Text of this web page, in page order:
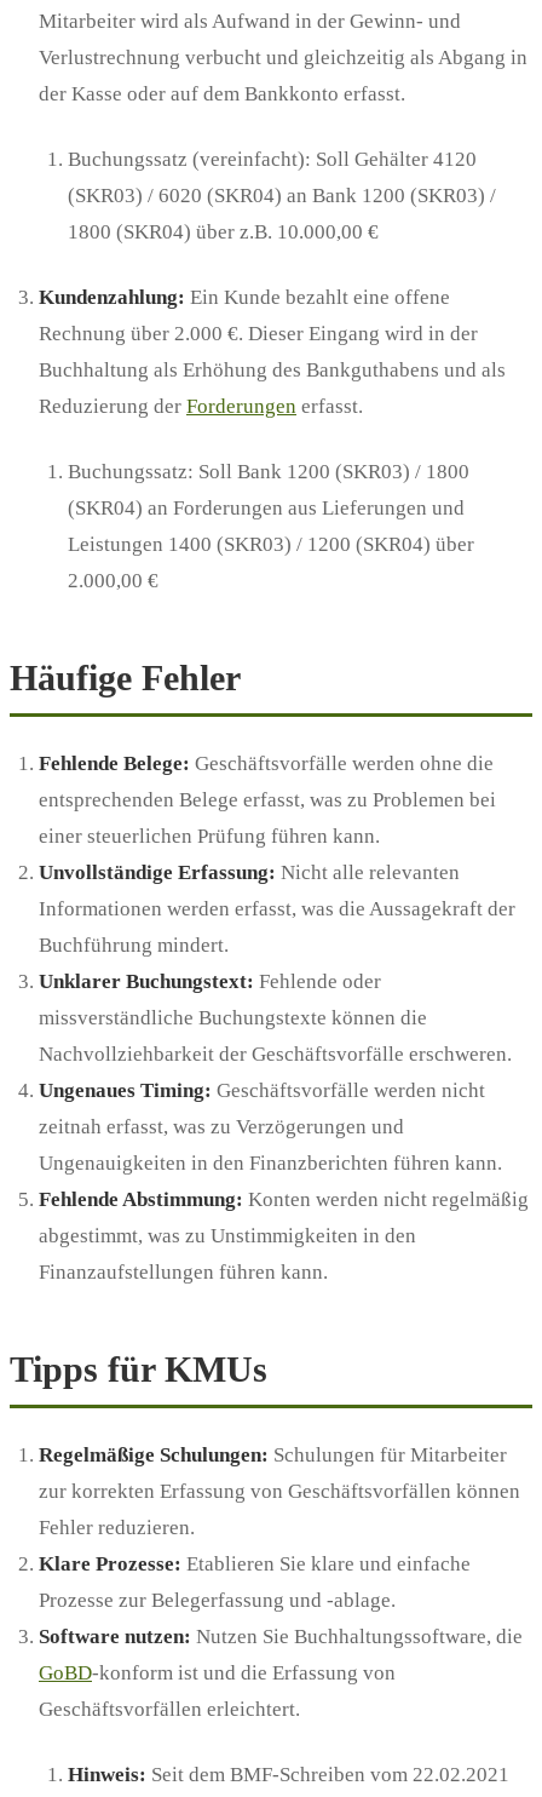
Mitarbeiter wird als Aufwand in der Gewinn- und
Verlustrechnung verbucht und gleichzeitig als Abgang in
der Kasse oder auf dem Bankkonto erfasst.
Buchungssatz (vereinfacht): Soll Gehälter 4120
(SKR03) / 6020 (SKR04) an Bank 1200 (SKR03) /
1800 (SKR04) über z.B. 10.000,00 €
Kundenzahlung: Ein Kunde bezahlt eine offene
Rechnung über 2.000 €. Dieser Eingang wird in der
Buchhaltung als Erhöhung des Bankguthabens und als
Reduzierung der Forderungen erfasst.
Buchungssatz: Soll Bank 1200 (SKR03) / 1800
(SKR04) an Forderungen aus Lieferungen und
Leistungen 1400 (SKR03) / 1200 (SKR04) über
2.000,00 €
Häufige Fehler
Fehlende Belege: Geschäftsvorfälle werden ohne die
entsprechenden Belege erfasst, was zu Problemen bei
einer steuerlichen Prüfung führen kann.
Unvollständige Erfassung: Nicht alle relevanten
Informationen werden erfasst, was die Aussagekraft der
Buchführung mindert.
Unklarer Buchungstext: Fehlende oder
missverständliche Buchungstexte können die
Nachvollziehbarkeit der Geschäftsvorfälle erschweren.
Ungenaues Timing: Geschäftsvorfälle werden nicht
zeitnah erfasst, was zu Verzögerungen und
Ungenauigkeiten in den Finanzberichten führen kann.
Fehlende Abstimmung: Konten werden nicht regelmäßig
abgestimmt, was zu Unstimmigkeiten in den
Finanzaufstellungen führen kann.
Tipps für KMUs
Regelmäßige Schulungen: Schulungen für Mitarbeiter
zur korrekten Erfassung von Geschäftsvorfällen können
Fehler reduzieren.
Klare Prozesse: Etablieren Sie klare und einfache
Prozesse zur Belegerfassung und -ablage.
Software nutzen: Nutzen Sie Buchhaltungssoftware, die
GoBD-konform ist und die Erfassung von
Geschäftsvorfällen erleichtert.
Hinweis: Seit dem BMF-Schreiben vom 22.02.2021